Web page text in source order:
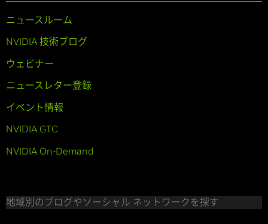
ニュースルーム
NVIDIA 技術ブログ
ウェビナー
ニュースレター登録
イベント情報
NVIDIA GTC
NVIDIA On-Demand
地域別のブログやソーシャル ネットワークを探す